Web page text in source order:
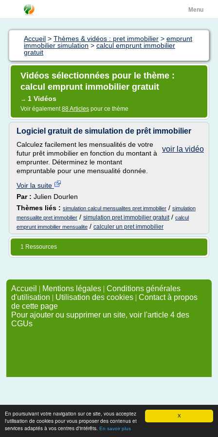
X
En poursuivant votre navigation sur ce site, vous acceptez
l'utilisation de cookies pour vous proposer des contenus et
services adaptés à vos centres d'intérêts. En savoir plus
Menu
Accueil > Thèmes & vidéos : pret immobilier > emprunt
immobilier simulation > calcul emprunt immobilier
gratuit
Vidéos sélectionnées pour le thème :
calcul emprunt immobilier gratuit
→ 1 Vidéos
Voir également88 Articles pour ce thème
Logiciel gratuit de simulation de prêt immobilier
voir la vidéo
Calculez facilement les mensualités de votre
futur prêt immobilier en fonction du montant à
emprunter. Déterminez le montant
empruntable pour une mensualité donnée.
Voir la suite
Par : Julien Dourlen
Thèmes liés : simulation calcul mensualites pret immobilier / simulation
mensualite pret immobilier / simulation pret immobilier gratuit/ calcul
emprunt immobilier mensualite / calculer un pret immobilier
1 Ressources
Accueil | Mentions légales | Conditions générales
d'utilisation | Utilisation des cookies | Contact à propos
de cette page
Pour ajouter ou supprimer un site, voir l'article 4 des
CGUs